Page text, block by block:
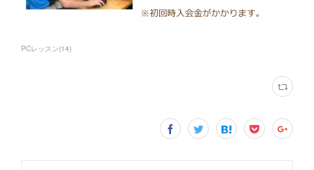
PCレッスン(14)